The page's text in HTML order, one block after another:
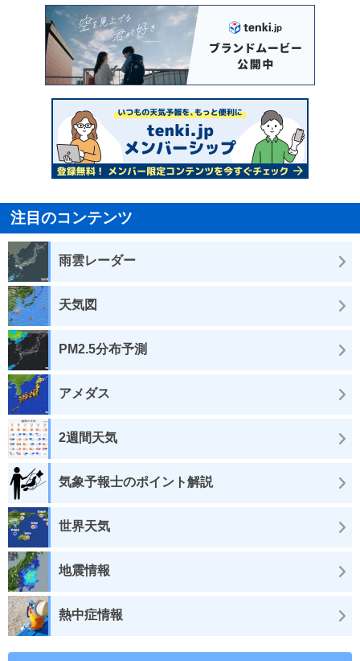
注目のコンテンツ
雨雲レーダー
天気図
PM2.5分布予測
アメダス
2週間天気
気象予報士のポイント解説
世界天気
地震情報
熱中症情報